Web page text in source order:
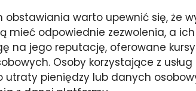
obstawiania warto upewnić się, że
mieć odpowiednie zezwolenia, a
na jego reputację, oferowane
Osoby korzystające z
utraty pieniędzy lub danych